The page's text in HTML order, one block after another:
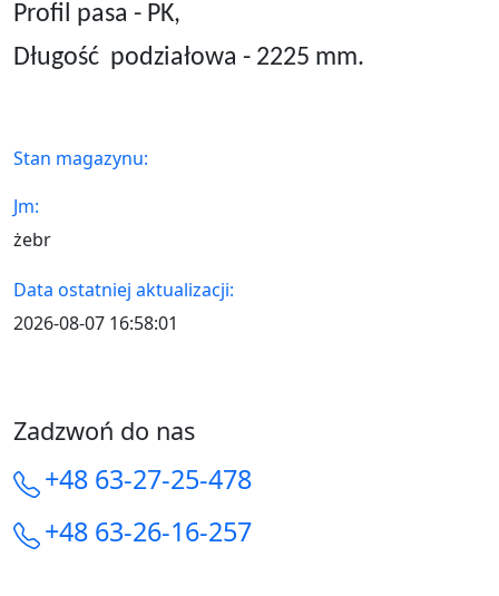
Profil pasa - PK,
Długość podziałowa - 2225 mm.
Stan magazynu:
Jm:
żebr
Data ostatniej aktualizacji:
2026-08-07 16:58:01
Zadzwoń do nas
+48 63-27-25-478
+48 63-26-16-257